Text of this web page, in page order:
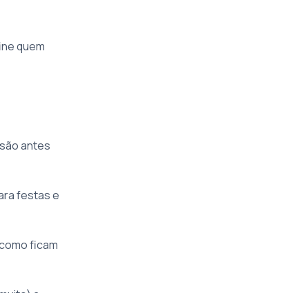
quem
antes
festas e
ficam